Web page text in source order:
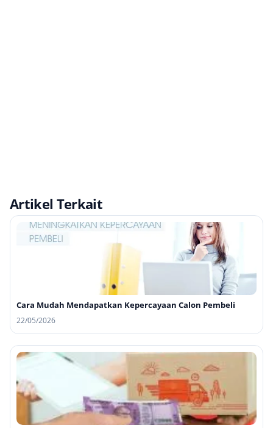
Artikel Terkait
Cara Mudah Mendapatkan Kepercayaan Calon Pembeli
22/05/2026